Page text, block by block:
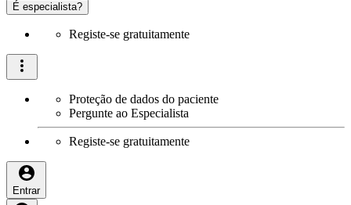
É especialista?
Registe-se gratuitamente
Proteção de dados do paciente
Pergunte ao Especialista
Registe-se gratuitamente
Entrar